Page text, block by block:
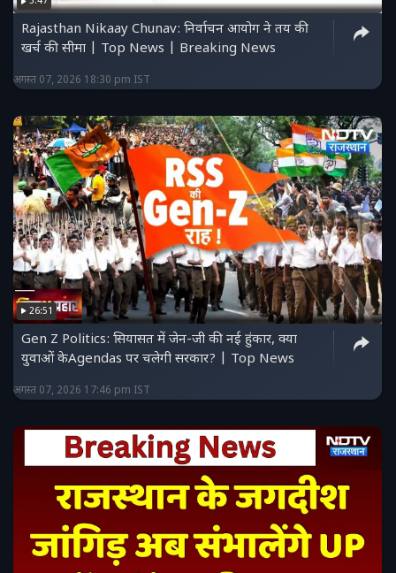
Rajasthan Nikaay Chunav: निर्वाचन आयोग ने तय की
खर्च की सीमा | Top News | Breaking News
अगस्त 07, 2026 18:30 pm IST
26:51
Gen Z Politics: सियासत में जेन-जी की नई हुंकार, क्या
युवाओं केAgendas पर चलेगी सरकार? | Top News
अगस्त 07, 2026 17:46 pm IST